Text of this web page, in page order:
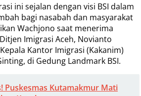
ini sejalan dengan visi BSI dalam
bagi nasabah dan masyarakat
Wachjono saat menerima
Imigrasi Aceh, Novianto
Kantor Imigrasi (Kakanim)
di Gedung Landmark BSI.
Puskesmas Kutamakmur Mati